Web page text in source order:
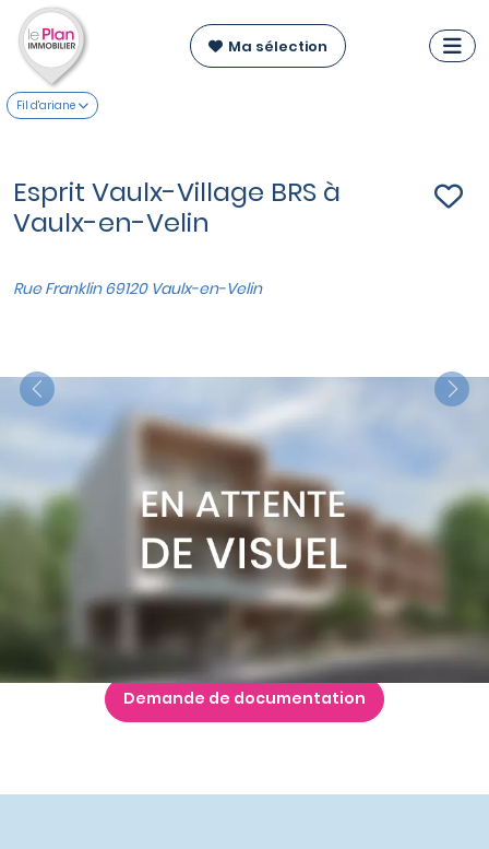
Ma sélection
Fil d'ariane
Esprit Vaulx-Village BRS à
Vaulx-en-Velin
Rue Franklin 69120 Vaulx-en-Velin
Previous
Next
VOIR SUR LA CARTE
Maisons T4
à partir de
252 000 €
Nos autres maisons neuvesà Vaulx-en-Velin
3ème trimestre 2028
Etat d'avancement :Avant première
Prêt à taux 0% - PTZ+
Bail Réel
Solidaire
Demande de documentation